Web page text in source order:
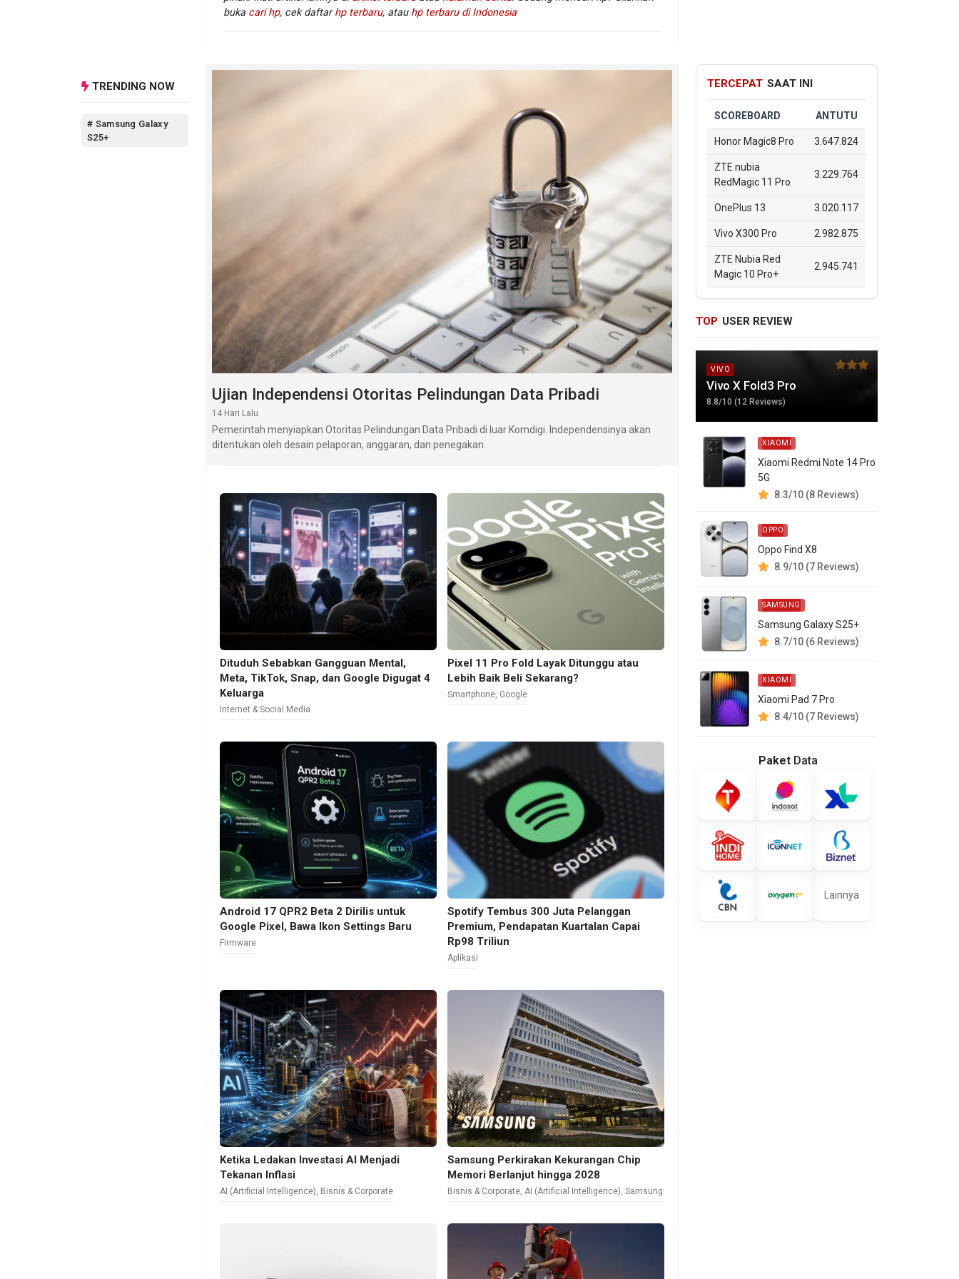
melalui segmen hp Apple terbaru.
buka cari hp, cek daftar hp terbaru, atau hp terbaru di Indonesia
TRENDING NOW
# Samsung Galaxy
S25+
Ujian Independensi Otoritas Pelindungan Data Pribadi
14 Hari Lalu
Pemerintah menyiapkan Otoritas Pelindungan Data Pribadi di luar Komdigi. Independensinya akan
ditentukan oleh desain pelaporan, anggaran, dan penegakan.
Dituduh Sebabkan Gangguan Mental,
Meta, TikTok, Snap, dan Google Digugat 4
Keluarga
Internet & Social Media
Pixel 11 Pro Fold Layak Ditunggu atau
Lebih Baik Beli Sekarang?
Smartphone, Google
Android 17 QPR2 Beta 2 Dirilis untuk
Google Pixel, Bawa Ikon Settings Baru
Firmware
Spotify Tembus 300 Juta Pelanggan
Premium, Pendapatan Kuartalan Capai
Rp98 Triliun
Aplikasi
Ketika Ledakan Investasi AI Menjadi
Tekanan Inflasi
AI (Artificial Intelligence), Bisnis & Corporate
Samsung Perkirakan Kekurangan Chip
Memori Berlanjut hingga 2028
Bisnis & Corporate,AI (Artificial Intelligence),Samsung
TERCEPAT SAAT INI
SCOREBOARD ANTUTU
Honor Magic8 Pro 3.647.824
ZTE nubia
RedMagic 11 Pro
3.229.764
OnePlus 13 3.020.117
Vivo X300 Pro 2.982.875
ZTE Nubia Red
Magic 10 Pro+
2.945.741
TOP USER REVIEW
VIVO
Vivo X Fold3 Pro
8.8/10 (12 Reviews)
XIAOMI
Xiaomi Redmi Note 14 Pro
5G
8.3/10 (8 Reviews)
OPPO
Oppo Find X8
8.9/10 (7 Reviews)
SAMSUNG
Samsung Galaxy S25+
8.7/10 (6 Reviews)
XIAOMI
Xiaomi Pad 7 Pro
8.4/10 (7 Reviews)
Paket Data
Lainnya